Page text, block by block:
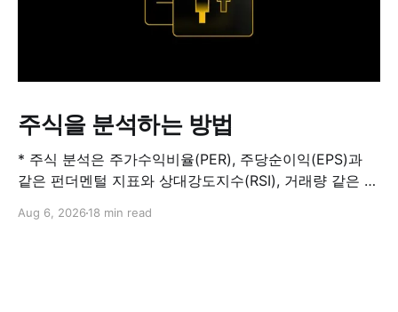
주식을 분석하는 방법
* 주식 분석은 주가수익비율(PER), 주당순이익(EPS)과
같은 펀더멘털 지표와 상대강도지수(RSI), 거래량 같은 기
는지, 저평가됐는지를 판단하는 과정입니다. 하나의 지표
Aug 6, 2026 18 min read